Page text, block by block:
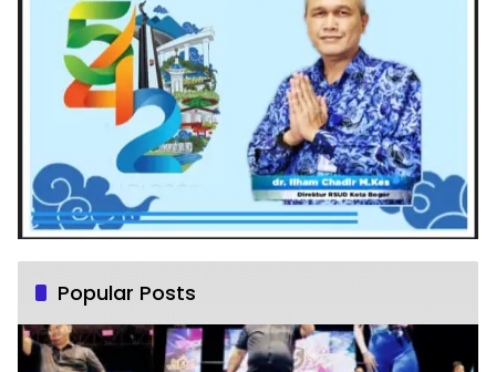
Popular Posts